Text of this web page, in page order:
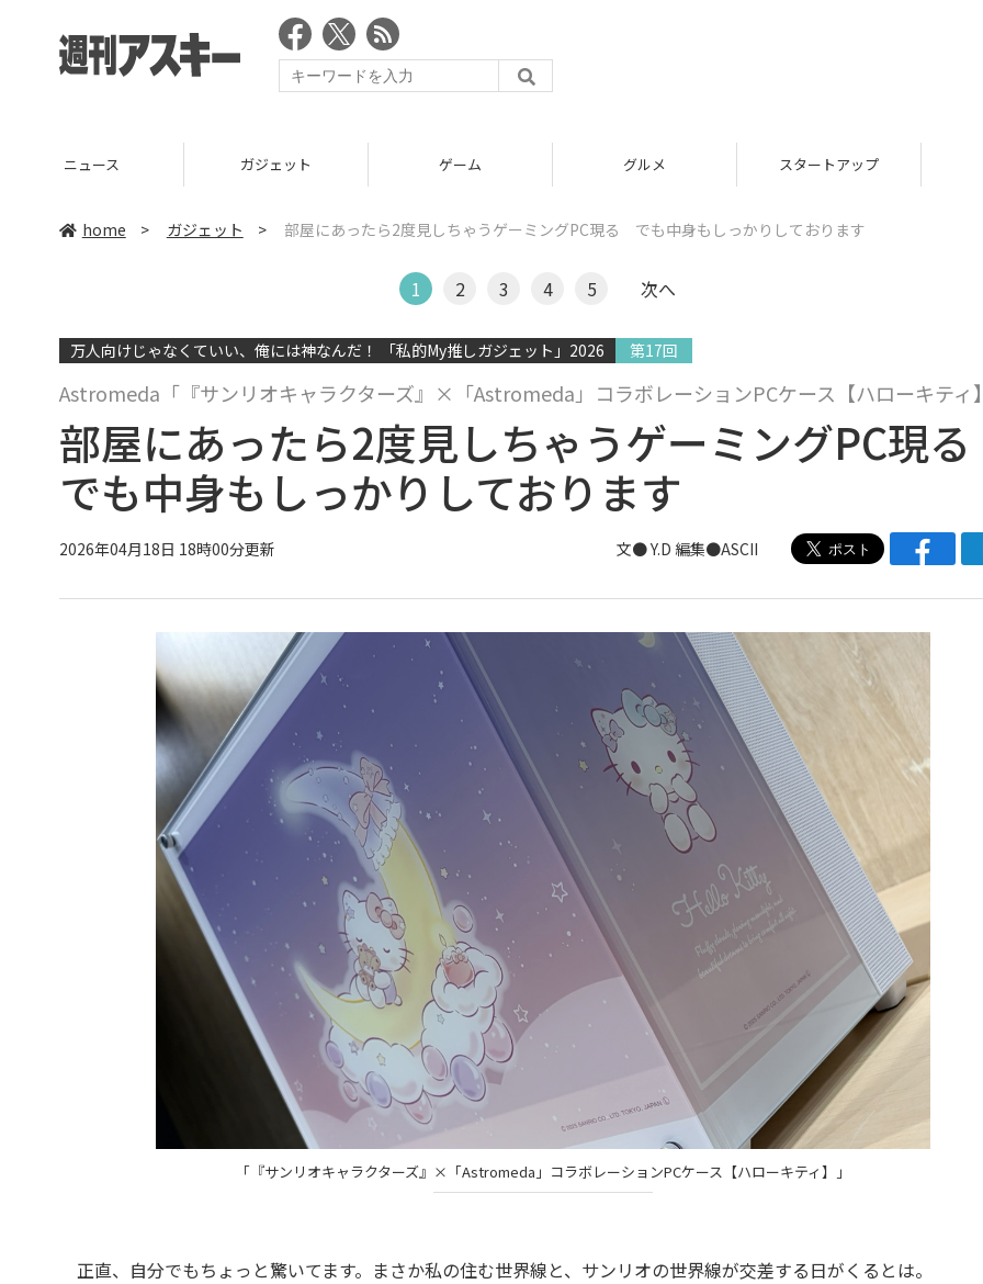
ニュース ガジェット ゲーム グルメ スタートアップ
home > ガジェット > 部屋にあったら2度見しちゃうゲーミングPC現る でも中身もしっかりしております
1 2 3 4 5 次へ
万人向けじゃなくていい、俺には神なんだ！ 「私的My推しガジェット」2026 第17回
Astromeda「『サンリオキャラクターズ』×「Astromeda」コラボレーションPCケース【ハローキティ
部屋にあったら2度見しちゃうゲーミングPC現る
でも中身もしっかりしております
2026年04月18日 18時00分更新 文● Y.D 編集●ASCII
「『サンリオキャラクターズ』×「Astromeda」コラボレーションPCケース【ハローキティ】」
正直、自分でもちょっと驚いてます。まさか私の住む世界線と、サンリオの世界線が交差する日がくるとは。